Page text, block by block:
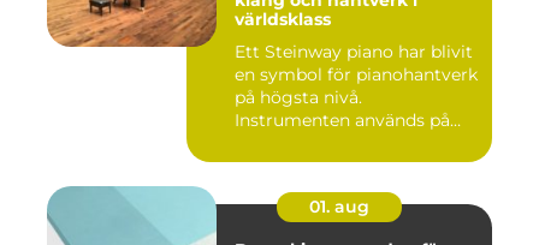
världsklass
Ett Steinway piano har blivit
en symbol för pianohantverk
på högsta nivå.
Instrumenten används på
01. aug